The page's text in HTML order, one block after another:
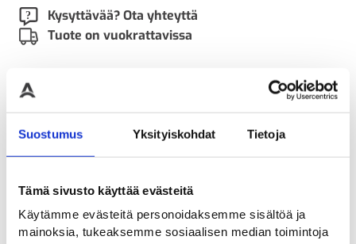
Suostumus Yksityiskohdat Tietoja
Tämä sivusto käyttää evästeitä
Käytämme evästeitä personoidaksemme sisältöä ja
mainoksia, tukeaksemme sosiaalisen median toimintoja
Kysyttävää? Ota yhteyttä
Tuote on vuokrattavissa
LISÄTIEDOT
Lisätiedot
525 kg (kilogramma)
Pituus